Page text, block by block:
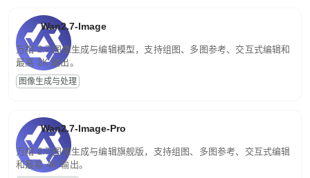
Wan2.7-Image
万相 2.7 图像生成与编辑模型，支持组图、多图参考、交互式编辑和
最高 2K 输出。
图像生成与处理
Wan2.7-Image-Pro
万相 2.7 图像生成与编辑旗舰版，支持组图、多图参考、交互式编辑
和最高 4K 输出。